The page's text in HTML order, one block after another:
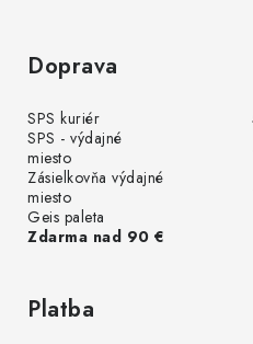
Doprava
SPS kuriér
SPS - výdajné
miesto
Zásielkovňa výdajné
miesto
Geis paleta
Zdarma nad 90 €
Platba